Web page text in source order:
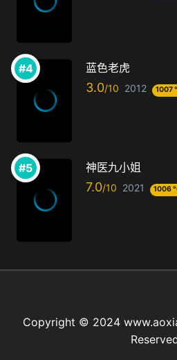
蓝色老虎
3.0 2012 1007
神医九小姐
7.0 2021 1006
Copyright © 2024